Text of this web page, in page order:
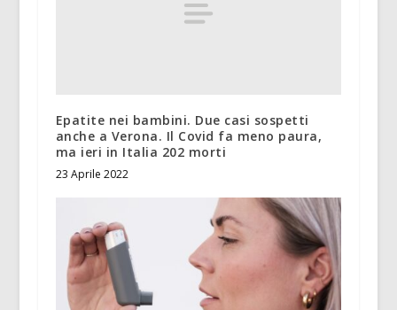
Epatite nei bambini. Due casi sospetti
anche a Verona. Il Covid fa meno paura,
ma ieri in Italia 202 morti
23 Aprile 2022